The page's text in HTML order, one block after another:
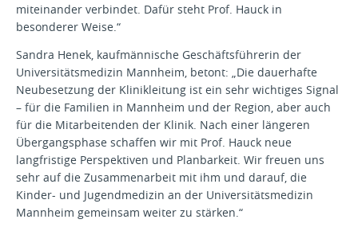
miteinander verbindet. Dafür steht Prof. Hauck in
besonderer Weise.“
Sandra Henek, kaufmännische Geschäftsführerin der
Universitätsmedizin Mannheim, betont: „Die dauerhafte
Neubesetzung der Klinikleitung ist ein sehr wichtiges Signal
– für die Familien in Mannheim und der Region, aber auch
für die Mitarbeitenden der Klinik. Nach einer längeren
Übergangsphase schaffen wir mit Prof. Hauck neue
langfristige Perspektiven und Planbarkeit. Wir freuen uns
sehr auf die Zusammenarbeit mit ihm und darauf, die
Kinder- und Jugendmedizin an der Universitätsmedizin
Mannheim gemeinsam weiter zu stärken.“